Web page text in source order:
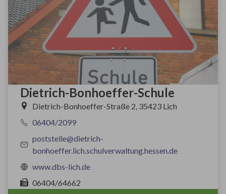
Dietrich-Bonhoeffer-Schule
Dietrich-Bonhoeffer-Straße 2, 35423 Lich
06404/2099
poststelle@dietrich-
bonhoeffer.lich.schulverwaltung.hessen.de
www.dbs-lich.de
06404/64662